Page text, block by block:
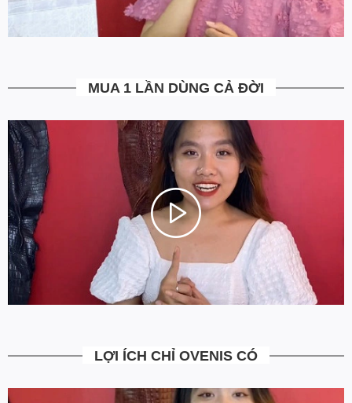
VIDEO NỊT CÁ SẤU LIỀN 4CM KHÓA THÉP KO GỈ
hàng không ưng ý. Ngoài ra Ovenis còn có chính sách đổi trả
trong vòng 7 ngày kể từ ngày nhận hàng (Xem chi tiết).
Toàn bộ các đơn hàng từ 500k đều được Ovenis hỗ trợ giao hàng
bạn phải trả. Tặng thêm khách cũ với ưu đãi riêng, free ship đơn
từ 0đ.
6. Vì sao cam kết Giá Tốt Nhất?
Chúng tôi chọn cách tối ưu chi phí như không phân phối qua
trung gian, không cửa hàng để giảm chi phí vận hành (hàng sản
xuất từ xưởng đóng gói và vận chuyển trực tiếp tới tay người sử
dụng). Tập trung vào cải thiện chất lượng sản phẩm và nâng cao
dịch vụ chăm sóc khách hàng.
MUA 1 LẦN DÙNG CẢ ĐỜI
LỢI ÍCH CHỈ OVENIS CÓ